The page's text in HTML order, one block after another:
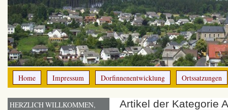
Home Impressum Dorfinnenentwicklung Ortssatzungen
Artikel der Kategorie
HERZLICH WILLKOMMEN,